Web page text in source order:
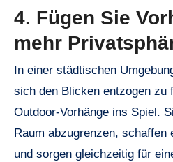
4. Fügen Sie
mehr
In einer städtischen
sich den Blicken entzogen zu
Outdoor-Vorhänge ins Spiel.
Raum abzugrenzen, schaffen
und sorgen gleichzeitig für